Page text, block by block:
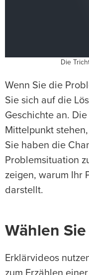
Die
Wenn Sie die
Sie sich auf die
Geschichte an.
Mittelpunkt
Sie haben die
Problemsituation
zeigen, warum Ihr
darstellt.
Wählen
Erklärvideos
zum Erzählen